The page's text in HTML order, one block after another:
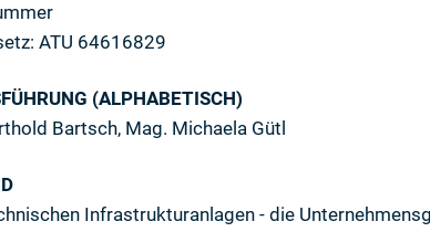
ATU 64616829
(ALPHABETISCH)
Bartsch, Mag. Michaela Gütl
Infrastrukturanlagen - die